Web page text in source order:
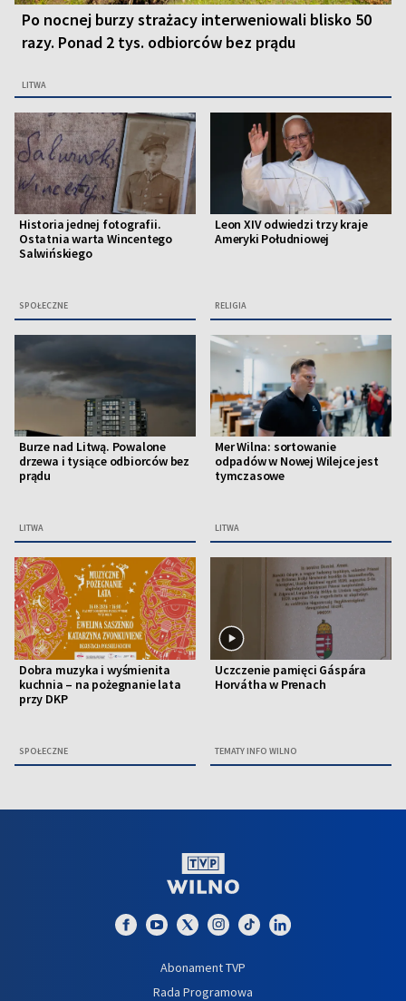
Po nocnej burzy strażacy interweniowali blisko 50
razy. Ponad 2 tys. odbiorców bez prądu
LITWA
Historia jednej fotografii.
Ostatnia warta Wincentego
Salwińskiego
SPOŁECZNE
Leon XIV odwiedzi trzy kraje
Ameryki Południowej
RELIGIA
Burze nad Litwą. Powalone
drzewa i tysiące odbiorców bez
prądu
LITWA
Mer Wilna: sortowanie
odpadów w Nowej Wilejce jest
tymczasowe
LITWA
Dobra muzyka i wyśmienita
kuchnia – na pożegnanie lata
przy DKP
SPOŁECZNE
Uczczenie pamięci Gáspára
Horvátha w Prenach
TEMATY INFO WILNO
Abonament TVP
Rada Programowa